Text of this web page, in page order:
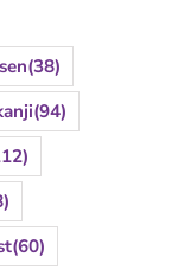
(38)
(94)
(60)